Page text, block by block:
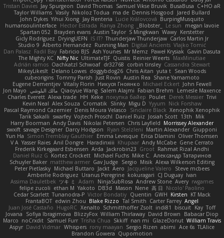
Tristan Davies Jay Spurgeon David Thomas Samuel Vikse Bruvik BusaBusa C+HO aR
Taylor Williams Vasily Nikoloz Todua ma de Dennis Hosgood
Jared Bullard
John Dykes Yihui Xiong Jay Renteria Lucie Královcová BurpingMusquito
humansoulinterface Hector Estrada Ranya Zhong _Blobster_ Le sun
megan lavoie
Spartan 052 Brayden evans Austin Taylor S Mingkwan Wawy Kerstetter
Gicly Rodríguez DryingUEFN IS IT? Thunderjaw Thunderjaw Carlos Martin Jr
Studio 9 Alberto Hernandez Running Man Digital Ancients Vlajko Tomić
Dan Palasz Fadil Bay Fabricio BJS Ash Younes Mr Memz Paweł Krysiak Gavin Dasuta
The Mighty KC Nifty Nic UltimateTJF Quistis Reinier Weerts MaxMinutiae
Adrián ramos Oachkatzl Schwoaf dr32768 corbin tinsley Cassandra Stewart
MikeyLikesIt Delano Lowes doggybdog26 Chris Aitan yuta t Sean Woods
cubeorigins Tommy Parish Just Rovin Austin Rea Shane Yamamoto
Eugene Dementjev Vitaliy Florin Никуся Гноянко Michael Eckert John Fewell
Jon Mayo مالك البلوشي Qiaoyue Wang Salem Alajmi Fabian Brehm
Lemesle Maxence
Charles Everett Alexa trade HH Keke покупка байер Poulet Derek Messier Trivi
Kevin Neal Alex Souza Cromatik Slinky Migu D Yyyum Nick Forshaw
Pascal Raymond Cazemier Denis Moura Velasco Sinclaire Black Xenophik Xenophik
Tarik Sakalli swarfey Vojtech Proschl Daniel Ruiz Josiah Scott 13th
Mik
Harry Boorman Andy Davis Nikolai Petersen Chris Layfield Morrissey Alexander
swxift savage Designer Darcy Hodgson Ryan Stelzleni Martin Alexander Giupponi
Yun Ha Simon Tremblay Gauthier Emma Levesque Erica Dlamini Oliver Thomsen
V A Yasser Raies Anil Dongre Haradinxiii Khupaar Andy McCabe Gene Cerrato
Frederik Kirkegaard Esbensen Arda Jackrobin23 Groot Rahmat Rizal Andhi
Daniel Ruiz G Kortez Crockett Michael Fuchs Mike C. Александр Татаринов
Schuyler Baker matthew armer Gav Judge Sergio Misik Alexa Wilkerson Editing
Peter Pietlasky Michael Buttaro Jackt Aero Jacqueline Valero
Steve mcbees
Amberlie Rodriguez Uranus Peregrine kokuragari CJ Duguay Ivan
Assima Dauletbek ツキ ミ Adam NinjaSubRosa Andrew Stone Avery rwgames
felipe zucoli ethan M Yakoto DB3d Mason Nene 高 日 Nicolo' Paolino
Cedar Scarlett Tunanodra-P Victor Bondatiy Quentin GWH Kirsten KT Mack
FrantaBOT edwin Zhou Blake Rizzo Tal Smith Carter Farrey Angel
Juan José Castaño HugoRC Xenalto Schmitthoffer Zsolt indi81 biscuit Kay Toff
Jovana
Sofiya Ibragimova BlizzyFox William Thirlaway David Brown
Babacar Diop
Marco noCrxdit Samuel Furr Trisha Chua Skkiff nan mi GlazeDonut William Travis
Aspyr David Vidmar Whispers rony maayan Sergio Rizen abimi Ace 6s TLAlice
Brandon Gowera Qupomotion